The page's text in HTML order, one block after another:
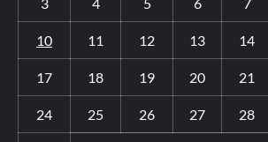
3 4 5 6 7
10 11 12 13 14
17 18 19 20 21
24 25 26 27 28